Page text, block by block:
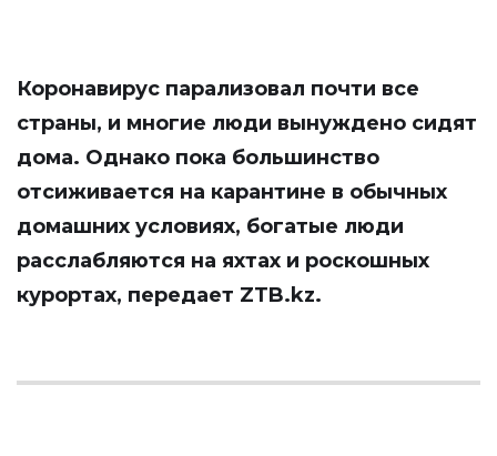
Коронавирус парализовал почти все
страны, и многие люди вынуждено сидят
дома. Однако пока большинство
отсиживается на карантине в обычных
домашних условиях, богатые люди
расслабляются на яхтах и роскошных
курортах, передает ZTB.kz.